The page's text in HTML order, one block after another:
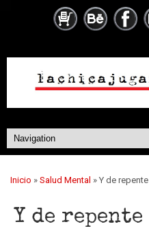
Inicio » Salud Mental » Y de repente
Y de repente